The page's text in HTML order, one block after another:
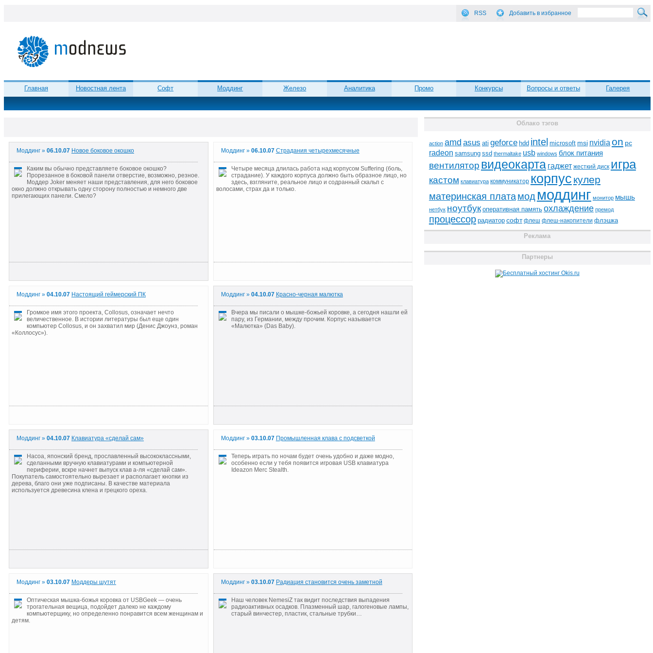
RSS Добавить в избранное
Главная Новостная лента Софт Моддинг Железо Аналитика Промо Конкурсы Вопросы и ответы Галерея
Моддинг » 06.10.07 Новое боковое окошко
Каким вы обычно представляете боковое окошко?
Прорезанное в боковой панели отверстие, возможно, резное.
Моддер Joker меняет наши представления, для него боковое
окно должно открывать одну сторону полностью и немного две
прилегающих панели. Смело?
Моддинг »06.10.07 Страдания четырехмесячные
Четыре месяца длилась работа над корпусом Suffering (боль,
страдание). У каждого корпуса должно быть образное лицо, но
здесь, взгляните, реальное лицо и содранный скальп с
волосами, страх да и только.
Моддинг » 04.10.07 Настоящий геймерский ПК
Громкое имя этого проекта, Collosus, означает нечто
величественное. В истории литературы был еще один
компьютер Collosus, и он захватил мир (Денис Джоунз, роман
«Коллосус»).
Моддинг »04.10.07 Красно-черная малютка
Вчера мы писали о мышке-божьей коровке, а сегодня нашли ей
пару, из Германии, между прочим. Корпус называется
«Малютка» (Das Baby).
Моддинг » 04.10.07 Клавиатура «сделай сам»
Hacoa, японский бренд, прославленный высококлассными,
сделанными вручную клавиатурами и компьютерной
периферии, вскре начнет выпуск клав а-ля «сделай сам».
Покупатель самостоятельно вырезает и располагает кнопки из
дерева, благо они уже подписаны. В качестве материала
используется древесина клена и грецкого ореха.
Моддинг »03.10.07 Промышленная клава с подсветкой
Теперь играть по ночам будет очень удобно и даже модно,
особенно если у тебя появится игровая USB клавиатура
Ideazon Merc Stealth.
Моддинг » 03.10.07 Моддеры шутят
Оптическая мышка-божья коровка от USBGeek — очень
трогательная вещица, подойдет далеко не каждому
компьютерщику, но определенно понравится всем женщинам и
детям.
Моддинг »03.10.07 Радиация становится очень заметной
Наш человек NemesiZ так видит последствия выпадения
радиоактивных осадков. Плазменный шар, галогеновые лампы,
старый винчестер, пластик, стальные трубки…
Облако тэгов
action amd asus ati geforce hdd intel microsoft msi nvidia on pc
radeon samsung ssd thermaltake usb windows блок питания
вентилятор видеокарта гаджет жесткий диск игра
кастом клавиатура коммуникатор корпус кулер
материнская платамод моддинг монитор мышь
нетбук ноутбук оперативная память охлаждение премод
процессор радиатор софт флеш флеш-накопители флэшка
Реклама
Партнеры